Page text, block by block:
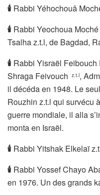
🕯 Rabbi Yéhochouâ
🕯 Rabbi Yeochoua
Tsalha z.t.l, de Bagdad,
🕯 Rabbi Yisraël
Shraga Feivouch z.t.l,
il décéda en 1948. Le
Rouzhin z.t.l qui survécu
guerre mondiale, il alla
monta en Israël.
🕯 Rabbi Yitshak Elkelaï
🕯 Rabbi Yossef Chayo
en 1976. Un des grands